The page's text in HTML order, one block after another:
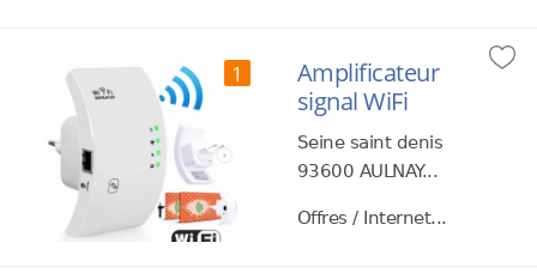
1
Amplificateur
signal WiFi
Seine saint denis
93600 AULNAY...
Offres / Internet...